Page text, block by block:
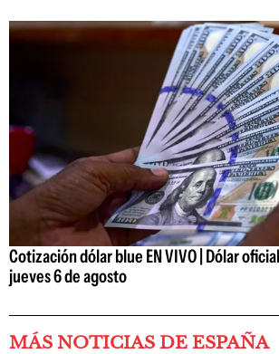
Cotización dólar blue EN VIVO | Dólar
jueves 6 de agosto
MÁS NOTICIAS DE ESPAÑA